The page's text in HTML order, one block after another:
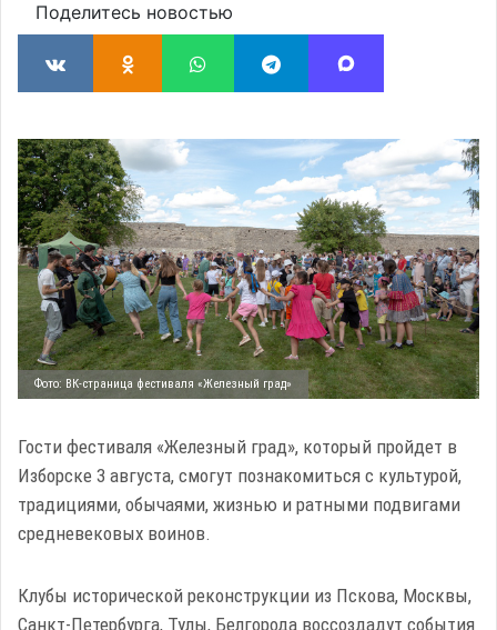
Поделитесь новостью
Фото: ВК-страница фестиваля «Железный град»
Гости фестиваля «Железный град», который пройдет в
Изборске 3 августа, смогут познакомиться с культурой,
традициями, обычаями, жизнью и ратными подвигами
средневековых воинов.
Клубы исторической реконструкции из Пскова, Москвы,
Санкт-Петербурга, Тулы, Белгорода воссоздадут события